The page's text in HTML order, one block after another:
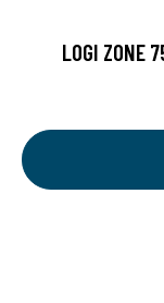
LOGI ZONE